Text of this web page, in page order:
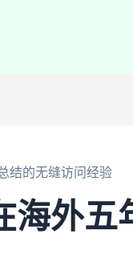
结的无缝访问经验
海外五